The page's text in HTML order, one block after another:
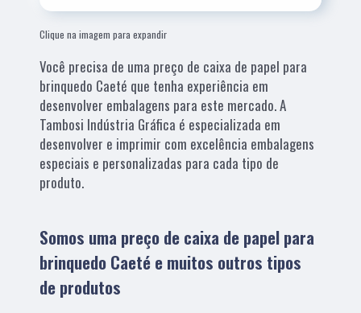
Clique na imagem para expandir
Você precisa de uma preço de caixa de papel para
brinquedo Caeté que tenha experiência em
desenvolver embalagens para este mercado. A
Tambosi Indústria Gráfica é especializada em
desenvolver e imprimir com excelência embalagens
especiais e personalizadas para cada tipo de
produto.
Somos uma preço de caixa de papel para
brinquedo Caeté e muitos outros tipos
de produtos